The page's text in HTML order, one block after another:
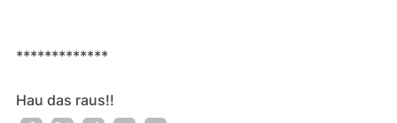
*************
Hau das raus!!